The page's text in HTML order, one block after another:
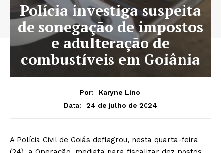
Polícia investiga suspeita
de sonegação de impostos
e adulteração de
combustíveis em Goiânia
Por:
Karyne Lino
Data:
24 de julho de 2024
A Polícia Civil de Goiás deflagrou, nesta quarta-feira